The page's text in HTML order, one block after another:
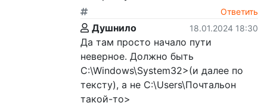
Ответить
Душнило 18.01.2024 18:30
Да там просто начало пути
неверное. Должно быть
C:\Windows\System32>(и далее по
тексту), а не C:\Users\Почтальон
такой-то>